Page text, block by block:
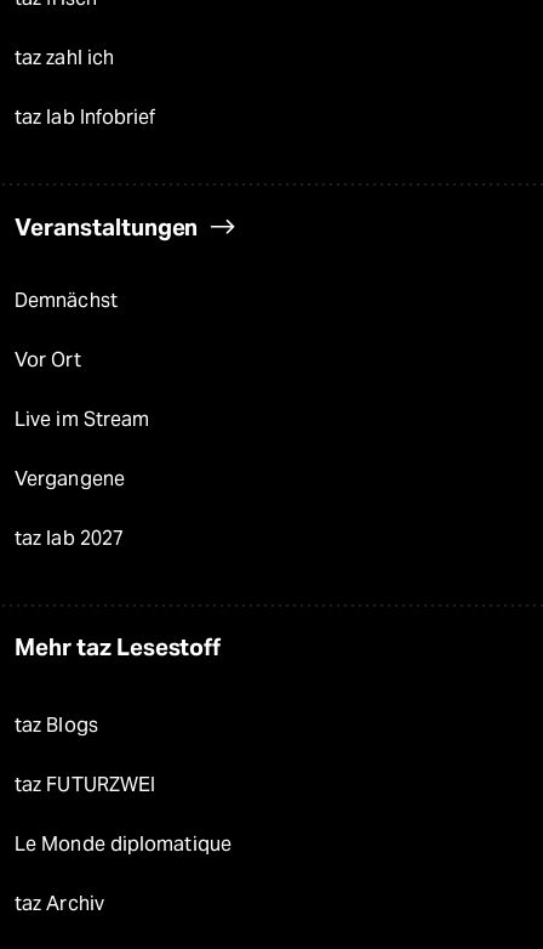
taz zahl ich
taz lab Infobrief
Veranstaltungen
Demnächst
Vor Ort
Live im Stream
Vergangene
taz lab 2027
Mehr taz Lesestoff
taz Blogs
taz FUTURZWEI
Le Monde diplomatique
taz Archiv